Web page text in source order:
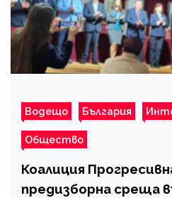
Водещо България
Общество
Коалиция
предизборна среща